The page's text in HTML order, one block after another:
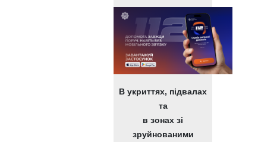
В укриттях, підвалах
та
в зонах зі
зруйнованими